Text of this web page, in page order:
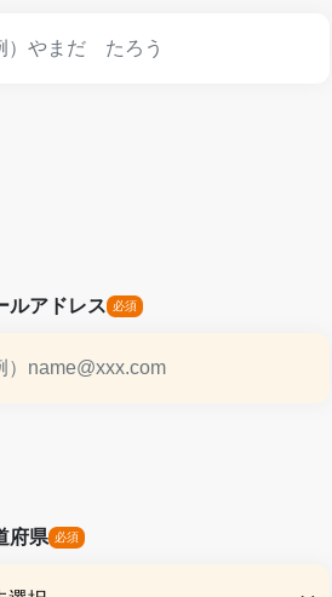
ルアドレス
府県